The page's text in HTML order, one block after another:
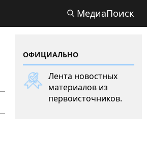
МедиаПоиск
ОФИЦИАЛЬНО
Лента новостных
материалов из
первоисточников.